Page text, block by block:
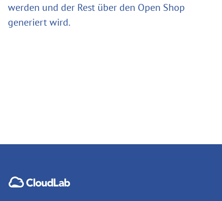
werden und der Rest über den Open Shop
generiert wird.